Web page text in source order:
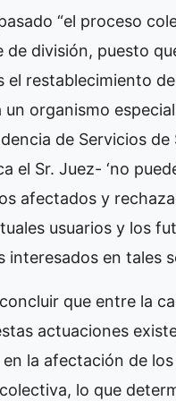
“el proceso
de división, puesto
el restablecimiento
organismo
de Servicios de
el Sr. Juez- ‘no
afectados y
usuarios y los
interesados en tales
que entre la
actuaciones
en la afectación de
lo que